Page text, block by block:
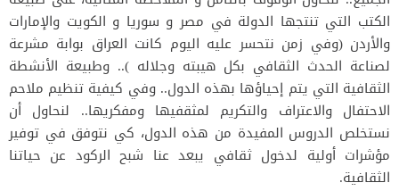
الكتب التي تنتجها الدولة في مصر و سوريا و الكويت والإمارات
والأردن (وفي زمن نتحسر عليه اليوم كانت العراق بوابة مشرعة
لصناعة الحدث الثقافي بكل هيبته وجلاله ).. وطبيعة الأنشطة
الثقافية التي يتم إحياؤها بهذه الدول.. وفي كيفية تنظيم ملاحم
الاحتفال والاعتراف والتكريم لمثقفيها ومفكريها.. لنحاول أن
نستخلص الدروس المفيدة من هذه الدول، كي نتوفق في توفير
مؤشرات أولية لدخول ثقافي يبعد عنا شبح الركود عن حياتنا
الثقافية.